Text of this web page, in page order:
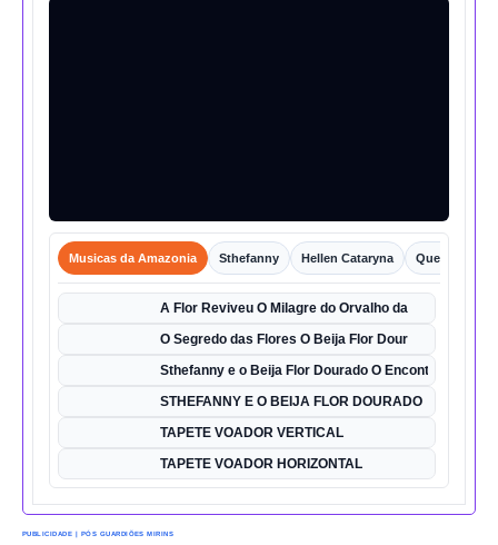
Musicas da Amazonia Sthefanny Hellen Cataryna Queixo o
A Flor Reviveu O Milagre do Orvalho da
O Segredo das Flores O Beija Flor Dour
Sthefanny e o Beija Flor Dourado O Encontro Mágico
STHEFANNY E O BEIJA FLOR DOURADO
TAPETE VOADOR VERTICAL
TAPETE VOADOR HORIZONTAL
PUBLICIDADE | PÓS GUARDIÕES MIRINS